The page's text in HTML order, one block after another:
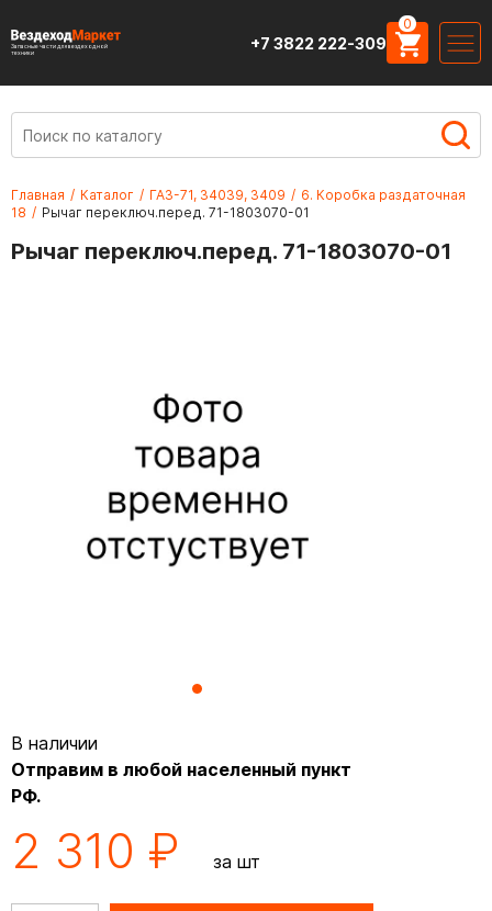
Запасные части для вездеходной
техники
+7 3822 222-309
0
Главная / Каталог / ГАЗ-71, 34039, 3409 / 6. Коробка раздаточная
18 / Рычаг переключ.перед. 71-1803070-01
Рычаг переключ.перед. 71-1803070-01
В наличии
Отправим в любой населенный пункт
РФ.
2 310 ₽ за шт